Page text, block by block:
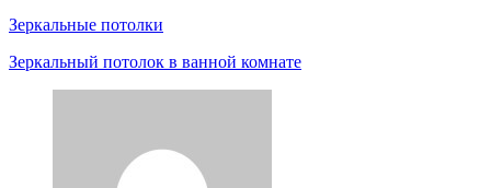
Зеркальные потолки
Зеркальный потолок в ванной комнате